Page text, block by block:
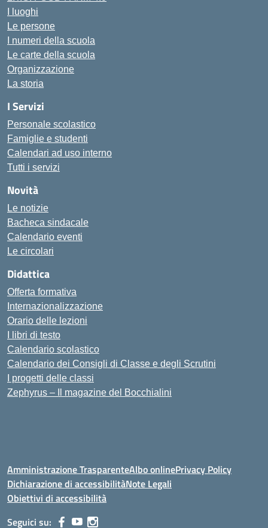
I luoghi
Le persone
I numeri della scuola
Le carte della scuola
Organizzazione
La storia
I Servizi
Personale scolastico
Famiglie e studenti
Calendari ad uso interno
Tutti i servizi
Novità
Le notizie
Bacheca sindacale
Calendario eventi
Le circolari
Didattica
Offerta formativa
Internazionalizzazione
Orario delle lezioni
I libri di testo
Calendario scolastico
Calendario dei Consigli di Classe e degli Scrutini
I progetti delle classi
Zephyrus – Il magazine del Bocchialini
Amministrazione TrasparenteAlbo onlinePrivacy Policy
Dichiarazione di accessibilitàNote Legali
Obiettivi di accessibilità
Seguici su: